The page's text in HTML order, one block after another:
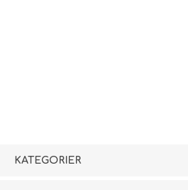
KATEGORIER